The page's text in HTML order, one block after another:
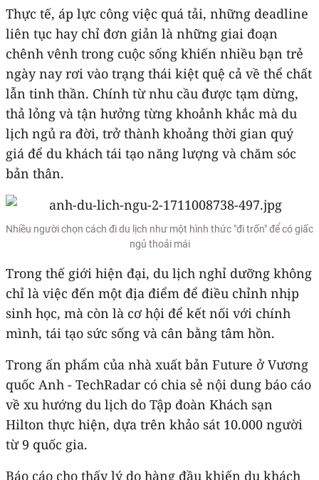
Thực tế, áp lực công việc quá tải, những deadline
liên tục hay chỉ đơn giản là những giai đoạn
chênh vênh trong cuộc sống khiến nhiều bạn trẻ
ngày nay rơi vào trạng thái kiệt quệ cả về thể chất
lẫn tinh thần. Chính từ nhu cầu được tạm dừng,
thả lỏng và tận hưởng từng khoảnh khắc mà du
lịch ngủ ra đời, trở thành khoảng thời gian quý
giá để du khách tái tạo năng lượng và chăm sóc
bản thân.
Nhiều người chọn cách đi du lịch như một hình thức "đi trốn" để có giấc
ngủ thoải mái
Trong thế giới hiện đại, du lịch nghỉ dưỡng không
chỉ là việc đến một địa điểm để điều chỉnh nhịp
sinh học, mà còn là cơ hội để kết nối với chính
mình, tái tạo sức sống và cân bằng tâm hồn.
Trong ấn phẩm của nhà xuất bản Future ở Vương
quốc Anh - TechRadar có chia sẻ nội dung báo cáo
về xu hướng du lịch do Tập đoàn Khách sạn
Hilton thực hiện, dựa trên khảo sát 10.000 người
từ 9 quốc gia.
Báo cáo cho thấy lý do hàng đầu khiến du khách